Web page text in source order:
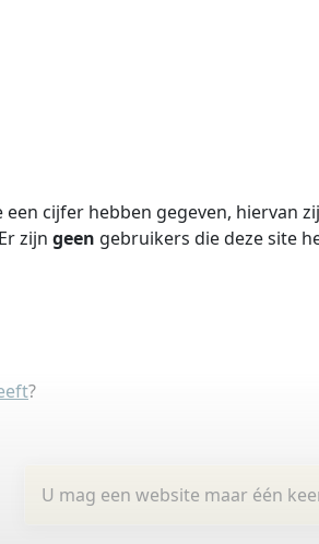
cijfer hebben gegeven, hiervan
Er zijn geen gebruikers die deze site
?
U mag een website maar één